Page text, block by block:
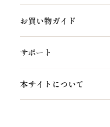
お買い物ガイド
サポート
本サイトについて